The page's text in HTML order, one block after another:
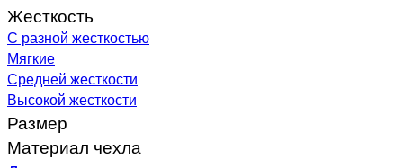
Жесткость
С разной жесткостью
Мягкие
Средней жесткости
Высокой жесткости
Размер
Материал чехла